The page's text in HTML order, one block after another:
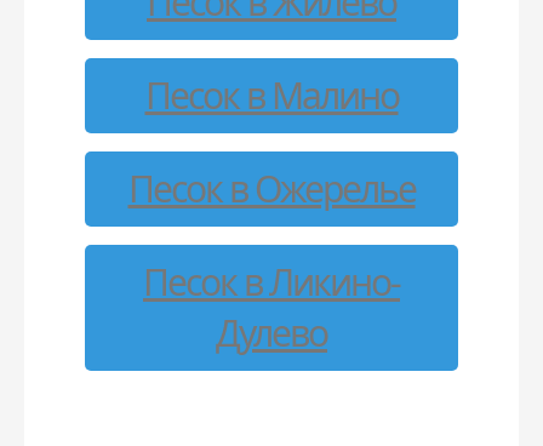
Песок в Малино
Песок в Ожерелье
Песок в Ликино-
Дулево